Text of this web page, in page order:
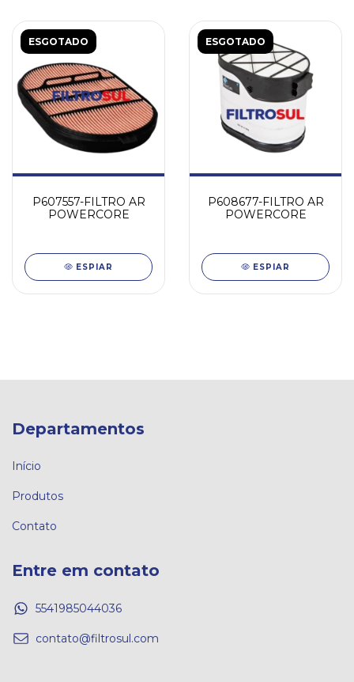
ESGOTADO
P607557-FILTRO AR
POWERCORE
ESPIAR
ESGOTADO
P608677-FILTRO AR
POWERCORE
ESPIAR
Departamentos
Início
Produtos
Contato
Entre em contato
5541985044036
contato@filtrosul.com